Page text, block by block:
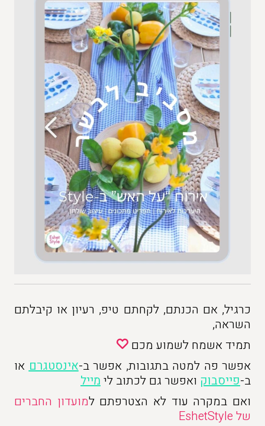
כרגיל, אם הכנתם, לקחתם טיפ, רעיון או קיבלתם
השראה,
תמיד אשמח לשמוע מכם
אפשר פה למטה בתגובות, אפשר ב-אינסטגרםאו
ב-פייסבוק ואפשר גם לכתוב לימייל
ואם במקרה עוד לא הצטרפתם למועדון החברים
של EshetStyle